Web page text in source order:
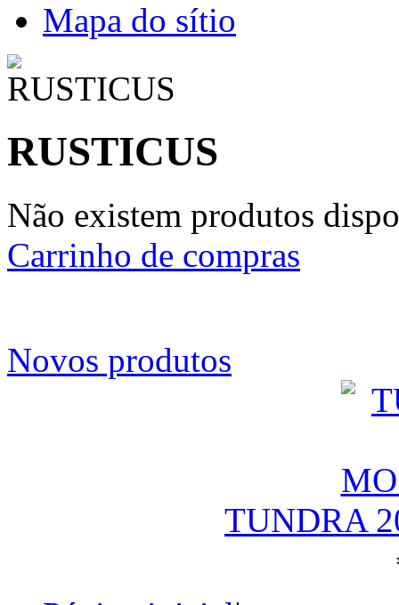
Mapa do sítio
RUSTICUS
Não existem produtos
Carrinho de compras
Novos produtos
TUNDRA